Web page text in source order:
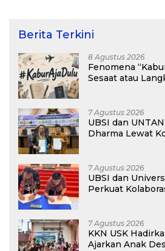
Berita Terkini
8 Agustus 2026
Fenomena
Sesaat atau
7 Agustus 2026
UBSI dan
Dharma Lewat
7 Agustus 2026
UBSI dan
Perkuat
7 Agustus 2026
KKN USK
Ajarkan Anak